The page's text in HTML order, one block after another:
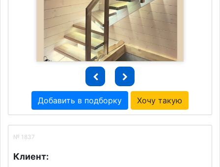
Добавить в подборку Хочу такую
№ 1837
Клиент: